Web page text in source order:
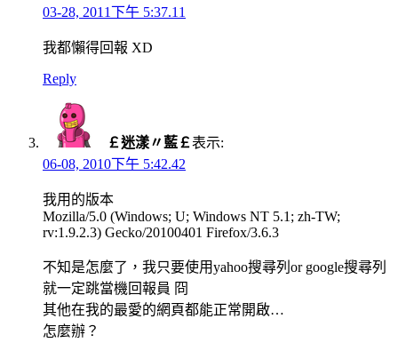
03-28, 2011下午 5:37.11
我都懶得回報 XD
Reply
￡迷漾〃藍￡表示:
06-08, 2010下午 5:42.42
我用的版本
Mozilla/5.0 (Windows; U; Windows NT 5.1; zh-TW;
rv:1.9.2.3) Gecko/20100401 Firefox/3.6.3
不知是怎麼了，我只要使用yahoo搜尋列or google搜尋列
就一定跳當機回報員 冏
其他在我的最愛的網頁都能正常開啟…
怎麼辦？